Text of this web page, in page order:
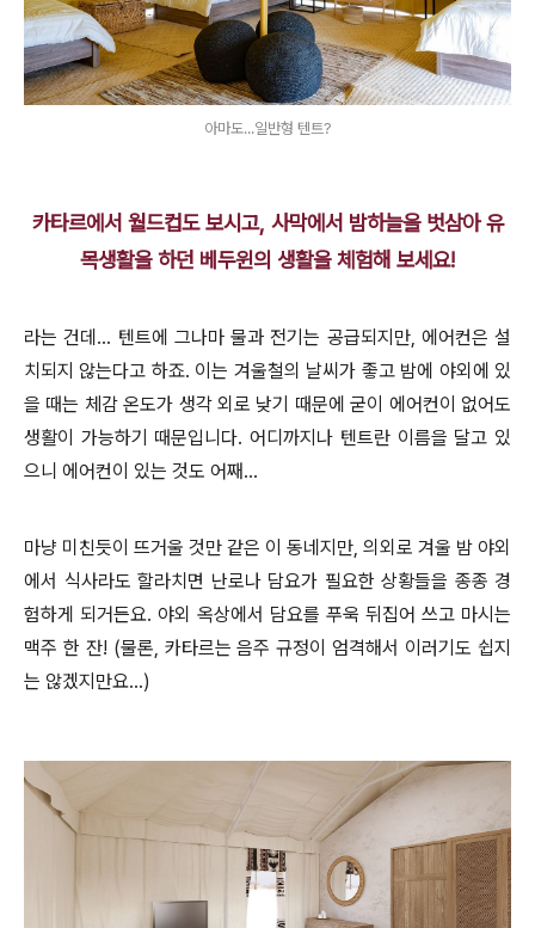
아마도...일반형 텐트?
카타르에서 월드컵도 보시고, 사막에서 밤하늘을 벗삼아 유
목생활을 하던 베두윈의 생활을 체험해 보세요!
라는 건데... 텐트에 그나마 물과 전기는 공급되지만, 에어컨은 설
치되지 않는다고 하죠. 이는 겨울철의 날씨가 좋고 밤에 야외에 있
을 때는 체감 온도가 생각 외로 낮기 때문에 굳이 에어컨이 없어도
생활이 가능하기 때문입니다. 어디까지나 텐트란 이름을 달고 있
으니 에어컨이 있는 것도 어째...
마냥 미친듯이 뜨거울 것만 같은 이 동네지만, 의외로 겨울 밤 야외
에서 식사라도 할라치면 난로나 담요가 필요한 상황들을 종종 경
험하게 되거든요. 야외 옥상에서 담요를 푸욱 뒤집어 쓰고 마시는
맥주 한 잔! (물론, 카타르는 음주 규정이 엄격해서 이러기도 쉽지
는 않겠지만요...)